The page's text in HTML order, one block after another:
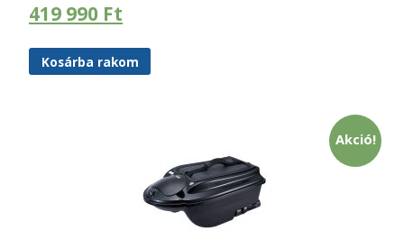
419 990 Ft
Kosárba rakom
Akció!